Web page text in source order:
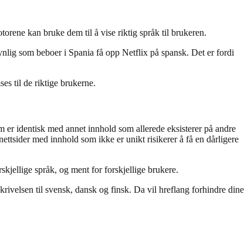
kan bruke dem til å vise riktig språk til brukeren.
som beboer i Spania få opp Netflix på spansk. Det er fordi
til de riktige brukerne.
identisk med annet innhold som allerede eksisterer på andre
med innhold som ikke er unikt risikerer å få en dårligere
språk, og ment for forskjellige brukere.
til svensk, dansk og finsk. Da vil hreflang forhindre dine